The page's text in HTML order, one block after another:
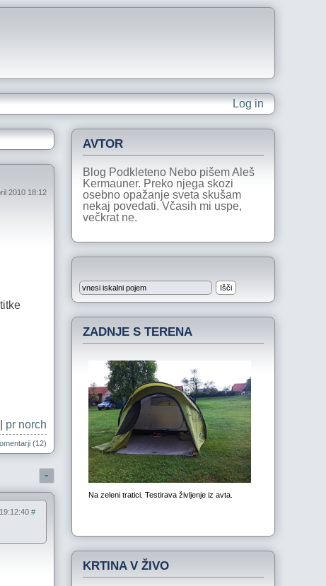
Log in
2010 18:12
pr norch
(12)
-
#
AVTOR
Blog Podkleteno Nebo pišem Aleš
Kermauner. Preko njega skozi
osebno opažanje sveta skušam
nekaj povedati. Včasih mi uspe,
večkrat ne.
ZADNJE S TERENA
KRTINA V ŽIVO